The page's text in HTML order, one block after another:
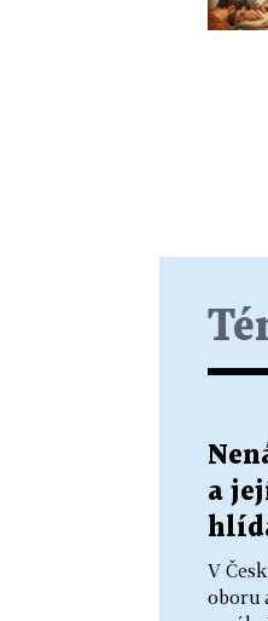
a
V
oboru